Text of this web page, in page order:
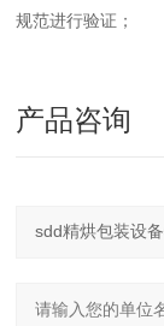
规范进行验证；
产品咨询